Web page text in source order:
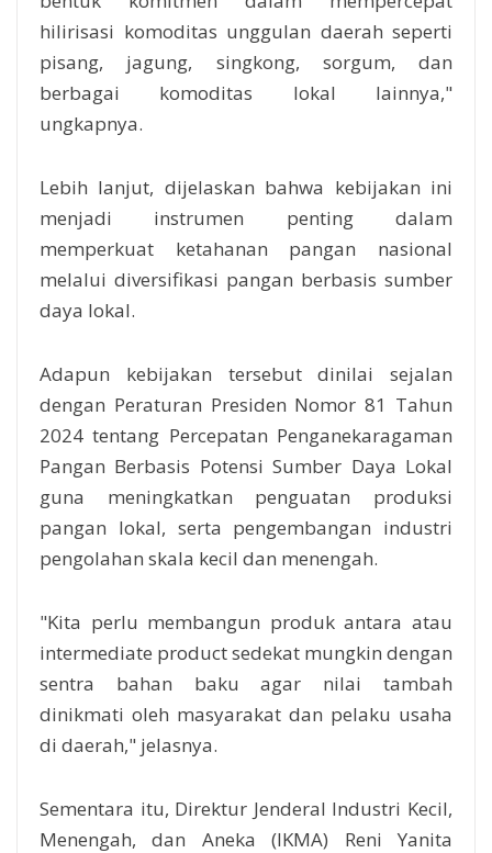
hilirisasi komoditas unggulan daerah seperti
pisang, jagung, singkong, sorgum, dan
berbagai komoditas lokal lainnya,"
ungkapnya.
Lebih lanjut, dijelaskan bahwa kebijakan ini
menjadi instrumen penting dalam
memperkuat ketahanan pangan nasional
melalui diversifikasi pangan berbasis sumber
daya lokal.
Adapun kebijakan tersebut dinilai sejalan
dengan Peraturan Presiden Nomor 81 Tahun
2024 tentang Percepatan Penganekaragaman
Pangan Berbasis Potensi Sumber Daya Lokal
guna meningkatkan penguatan produksi
pangan lokal, serta pengembangan industri
pengolahan skala kecil dan menengah.
"Kita perlu membangun produk antara atau
intermediate product sedekat mungkin dengan
sentra bahan baku agar nilai tambah
dinikmati oleh masyarakat dan pelaku usaha
di daerah," jelasnya.
Sementara itu, Direktur Jenderal Industri Kecil,
Menengah, dan Aneka (IKMA) Reni Yanita